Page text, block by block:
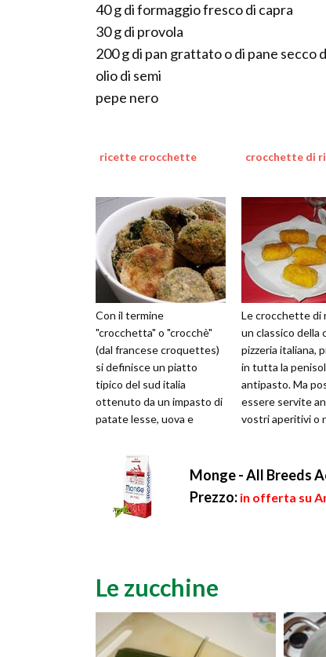
40 g di formaggio fresco di capra
30 g di provola
200 g di pan grattato o di pane secco
olio di semi
pepe nero
ricette crocchette
Con il termine
"crocchetta" o "crocchè"
(dal francese croquettes)
si definisce un piatto
tipico del sud italia
ottenuto da un impasto di
patate lesse, uova e
vengono formate del...
crocchette di
Le crocchette di
un classico della
pizzeria italiana,
in tutta la
antipasto. Ma
essere servite
vostri aperitivi o
Monge - All Breeds
Prezzo: in offerta su
Le zucchine